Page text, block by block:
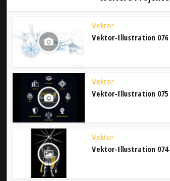
Vektor
Vektor-Illustration 076
Vektor
Vektor-Illustration 075
Vektor
Vektor-Illustration 074